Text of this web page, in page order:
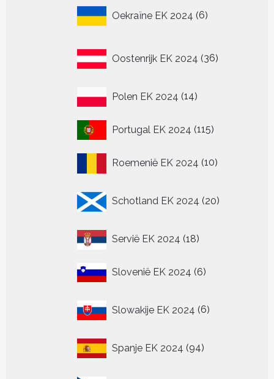
Oekraïne EK 2024 6
producten
Oostenrijk EK 2024 36
producten
Polen EK 2024 1414
Portugal EK 2024 115115
Roemenië EK 2024 1010
Schotland EK 2024 20
producten
Servië EK 2024 1818
Slovenië EK 2024 66
Slowakije EK 2024 6
producten
Spanje EK 2024 9494